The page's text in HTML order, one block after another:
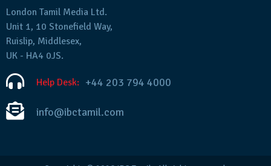
London Tamil Media Ltd.
Unit 1, 10 Stonefield Way,
Ruislip, Middlesex,
UK - HA4 0JS.
Help Desk: +44 203 794 4000
info@ibctamil.com